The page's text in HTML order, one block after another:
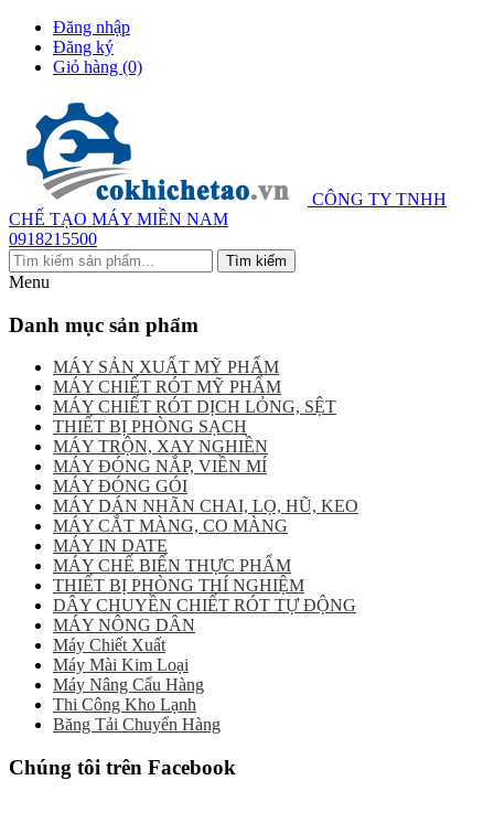
Đăng nhập
Đăng ký
Giỏ hàng (0)
CÔNG TY TNHH
CHẾ TẠO MÁY MIỀN NAM
0918215500
Menu
Danh mục sản phẩm
MÁY SẢN XUẤT MỸ PHẨM
MÁY CHIẾT RÓT MỸ PHẨM
MÁY CHIẾT RÓT DỊCH LỎNG, SỆT
THIẾT BỊ PHÒNG SẠCH
MÁY TRỘN, XAY NGHIỀN
MÁY ĐÓNG NẮP, VIỀN MÍ
MÁY ĐÓNG GÓI
MÁY DÁN NHÃN CHAI, LỌ, HŨ, KEO
MÁY CẮT MÀNG, CO MÀNG
MÁY IN DATE
MÁY CHẾ BIẾN THỰC PHẨM
THIẾT BỊ PHÒNG THÍ NGHIỆM
DÂY CHUYỀN CHIẾT RÓT TỰ ĐỘNG
MÁY NÔNG DÂN
Máy Chiết Xuất
Máy Mài Kim Loại
Máy Nâng Cẩu Hàng
Thi Công Kho Lạnh
Băng Tải Chuyển Hàng
Chúng tôi trên Facebook